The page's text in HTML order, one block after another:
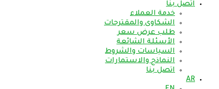
اتصل بنا
خدمة العملاء
الشكاوى والمقترحات
طلب عرض سعر
الأسئلة الشائعة
السياسات والشروط
النماذج والاستمارات
اتصل بنا
AR